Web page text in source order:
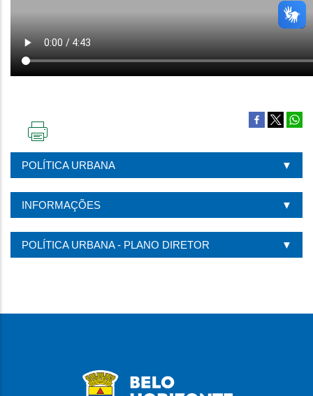
ESTA
PÁGINA
POLÍTICA URBANA
INFORMAÇÕES
POLÍTICA URBANA - PLANO DIRETOR